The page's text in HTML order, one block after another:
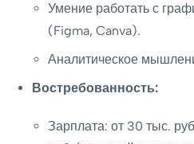
Умение работать с
(Figma, Canva).
Аналитическое
Востребованность:
Зарплата: от 30 тыс.